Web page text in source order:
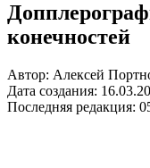
конечностей
Автор: Алексей
Дата создания:
Последняя редакция: